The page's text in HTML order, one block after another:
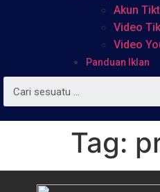
Akun
Video
Video
Panduan Iklan
Tag: